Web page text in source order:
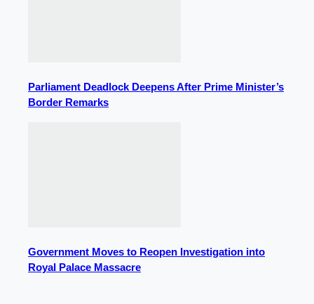
Parliament Deadlock Deepens After Prime Minister’s
Border Remarks
Government Moves to Reopen Investigation into
Royal Palace Massacre